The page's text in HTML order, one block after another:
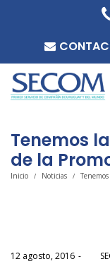
Tenemos
de la
Inicio / Noticias /
Posted
12 agosto, 2016